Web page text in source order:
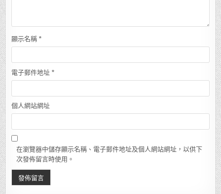
顯示名稱 *
電子郵件地址 *
個人網站網址
在瀏覽器中儲存顯示名稱、電子郵件地址及個人網站網址，以供下
次發佈留言時使用。